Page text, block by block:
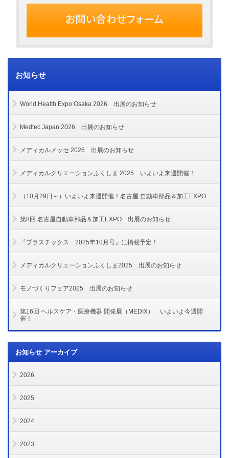
お知らせ
World Health Expo Osaka 2026 出展のお知らせ
Medtec Japan 2026 出展のお知らせ
メディカルメッセ 2026 出展のお知らせ
メディカルクリエーションふくしま 2025 いよいよ来週開催！
（10月29日～）いよいよ来週開催！名古屋 自動車部品＆加工EXPO
第8回 名古屋自動車部品＆加工EXPO 出展のお知らせ
『プラスチックス 2025年10月号』に掲載予定！
メディカルクリエーションふくしま2025 出展のお知らせ
モノづくりフェア2025 出展のお知らせ
第16回 ヘルスケア・医療機器 開発展（MEDIX） いよいよ今週開
催！
お知らせ アーカイブ
2026
2025
2024
2023